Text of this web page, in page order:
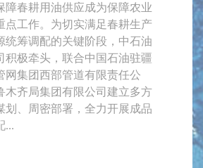
障春耕用油供应成为保障农业
点工作。为切实满足春耕生产
统筹调配的关键阶段，中石油
积极牵头，联合中国石油驻疆
网集团西部管道有限责任公
木齐局集团有限公司建立多方
划、周密部署，全力开展成品
...